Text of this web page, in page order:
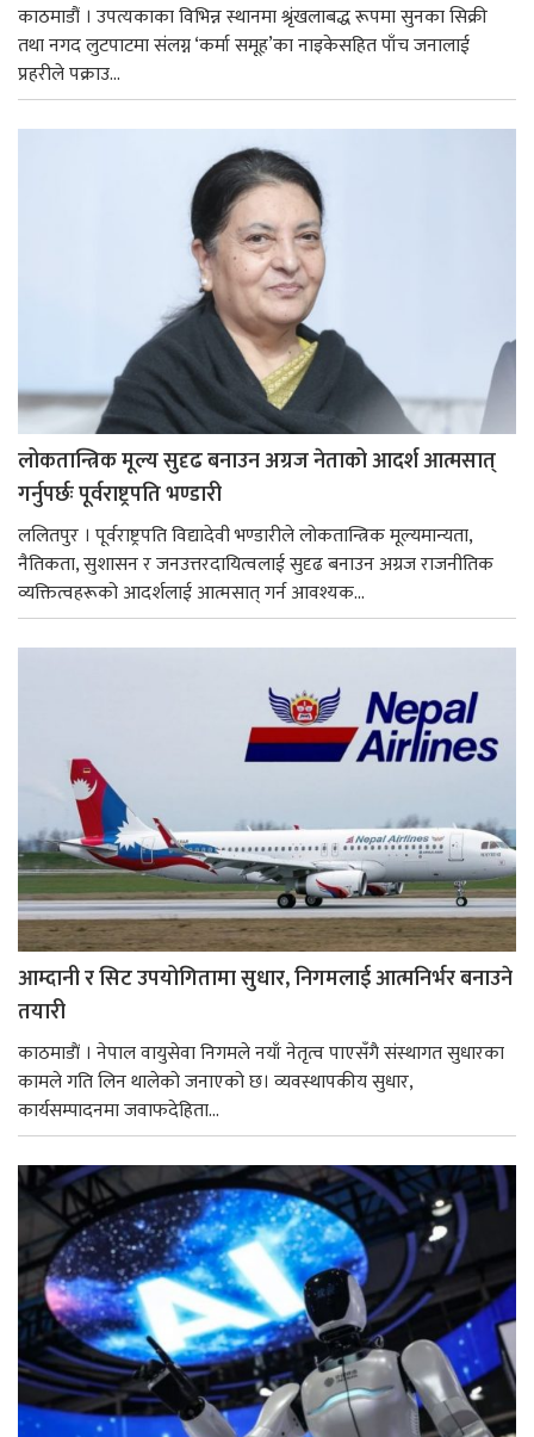
काठमाडौं । उपत्यकाका विभिन्न स्थानमा श्रृंखलाबद्ध रूपमा सुनका सिक्री
तथा नगद लुटपाटमा संलग्न ‘कर्मा समूह’का नाइकेसहित पाँच जनालाई
प्रहरीले पक्राउ...
लोकतान्त्रिक मूल्य सुदृढ बनाउन अग्रज नेताको आदर्श आत्मसात्
गर्नुपर्छः पूर्वराष्ट्रपति भण्डारी
ललितपुर । पूर्वराष्ट्रपति विद्यादेवी भण्डारीले लोकतान्त्रिक मूल्यमान्यता,
नैतिकता, सुशासन र जनउत्तरदायित्वलाई सुदृढ बनाउन अग्रज राजनीतिक
व्यक्तित्वहरूको आदर्शलाई आत्मसात् गर्न आवश्यक...
आम्दानी र सिट उपयोगितामा सुधार, निगमलाई आत्मनिर्भर बनाउने
तयारी
काठमाडाैं । नेपाल वायुसेवा निगमले नयाँ नेतृत्व पाएसँगै संस्थागत सुधारका
कामले गति लिन थालेको जनाएको छ। व्यवस्थापकीय सुधार,
कार्यसम्पादनमा जवाफदेहिता...